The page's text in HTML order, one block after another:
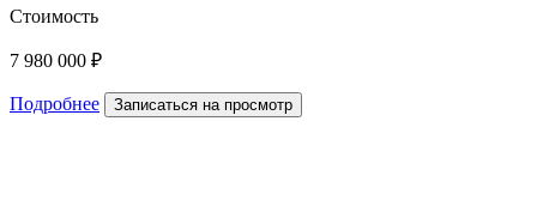
Стоимость
7 980 000 ₽
Подробнее Записаться на просмотр